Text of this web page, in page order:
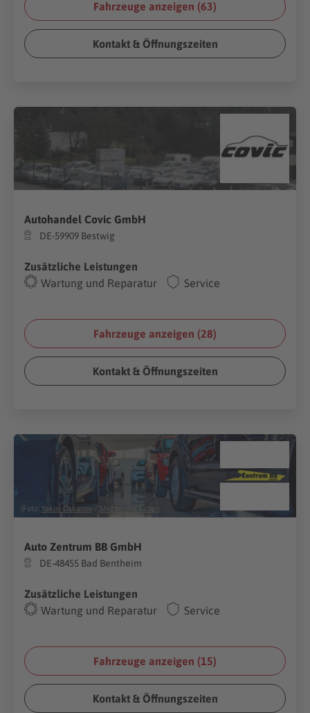
Fahrzeuge anzeigen (63)
Kontakt & Öffnungszeiten
Autohandel Covic GmbH
DE-59909 Bestwig
Zusätzliche Leistungen
Wartung und Reparatur
Service
Fahrzeuge anzeigen (28)
Kontakt & Öffnungszeiten
(Foto: Yakov Oskanov / Shutterstock.com
Auto Zentrum BB GmbH
DE-48455 Bad Bentheim
Zusätzliche Leistungen
Wartung und Reparatur
Service
Fahrzeuge anzeigen (15)
Kontakt & Öffnungszeiten